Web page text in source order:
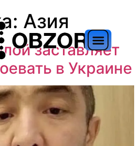
Азия
заставляет
в Украине